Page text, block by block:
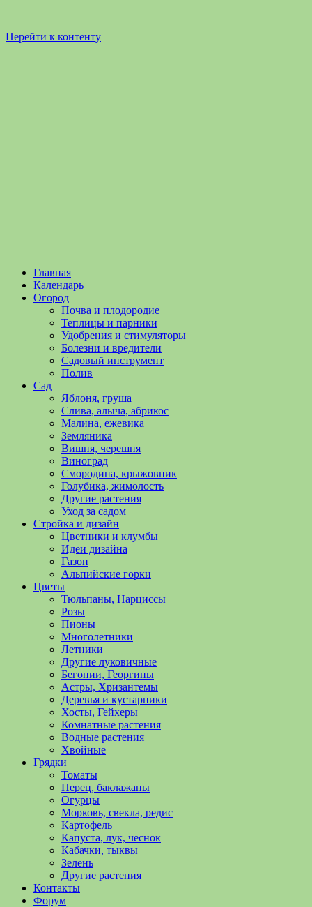
Перейти к контенту
Садоводство
Огородничество
Садоводство
огородничество
полезные
уходу
овощами,
растениями
Поможем
обустройстве
выращивании
Главная
Календарь
Огород
Почва и плодородие
Теплицы и парники
Удобрения и стимуляторы
Болезни и вредители
Садовый инструмент
Полив
Сад
Яблоня, груша
Слива, алыча, абрикос
Малина, ежевика
Земляника
Вишня, черешня
Виноград
Смородина, крыжовник
Голубика, жимолость
Другие растения
Уход за садом
Стройка и дизайн
Цветники и клумбы
Идеи дизайна
Газон
Альпийские горки
Цветы
Тюльпаны, Нарциссы
Розы
Пионы
Многолетники
Летники
Другие луковичные
Бегонии, Георгины
Астры, Хризантемы
Деревья и кустарники
Хосты, Гейхеры
Комнатные растения
Водные растения
Хвойные
Грядки
Томаты
Перец, баклажаны
Огурцы
Морковь, свекла, редис
Картофель
Капуста, лук, чеснок
Кабачки, тыквы
Зелень
Другие растения
Контакты
Форум